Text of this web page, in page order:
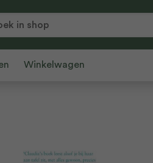
Winkelwagen